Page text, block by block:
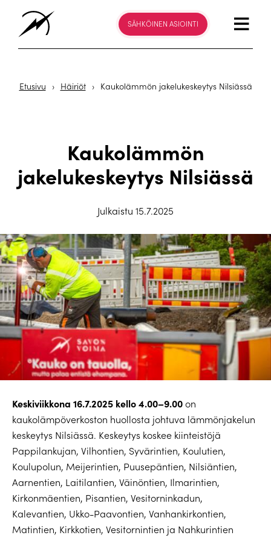
SÄHKÖINEN ASIOINTI
Etusivu › Häiriöt › Kaukolämmön jakelukeskeytys Nilsiässä
Kaukolämmön
jakelukeskeytys Nilsiässä
Julkaistu 15.7.2025
Keskiviikkona 16.7.2025 kello 4.00–9.00on
kaukolämpöverkoston huollosta johtuva lämmönjakelun
keskeytys Nilsiässä. Keskeytys koskee kiinteistöjä
Pappilankujan, Vilhontien, Syvärintien, Koulutien,
Koulupolun, Meijerintien, Puusepäntien, Nilsiäntien,
Aarnentien, Laitilantien, Väinöntien, Ilmarintien,
Kirkonmäentien, Pisantien, Vesitorninkadun,
Kalevantien, Ukko-Paavontien, Vanhankirkontien,
Matintien, Kirkkotien, Vesitornintien ja Nahkurintien